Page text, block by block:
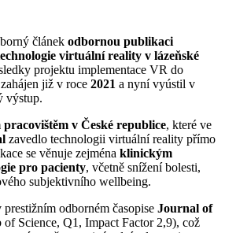
článek odbornou publikaci
virtuální reality v lázeňské
projektu implementace VR do
již v roce 2021 a nyní vyústil v
výstup.
v České republice, které ve
zavedlo technologii virtuální reality přímo
se věnuje zejména klinickým
pro pacienty, včetně snížení bolesti,
subjektivního wellbeing.
odborném časopise Journal of
of Science, Q1, Impact Factor 2,9), což